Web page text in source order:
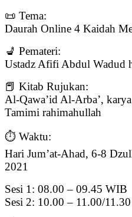
📜 Tema:
Daurah Online 4 Kaidah
💺 Pemateri:
Ustadz Afifi Abdul Wadud
📕 Kitab Rujukan:
Al-Qawa’id Al-Arba’,
Tamimi rahimahullah
⏱️ Waktu:
Hari Jum’at-Ahad, 6-8
2021
Sesi 1: 08.00 – 09.45 WIB
Sesi 2: 10.00 – 11.00/